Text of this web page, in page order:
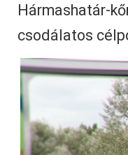
Hármashatár-
csodálatos